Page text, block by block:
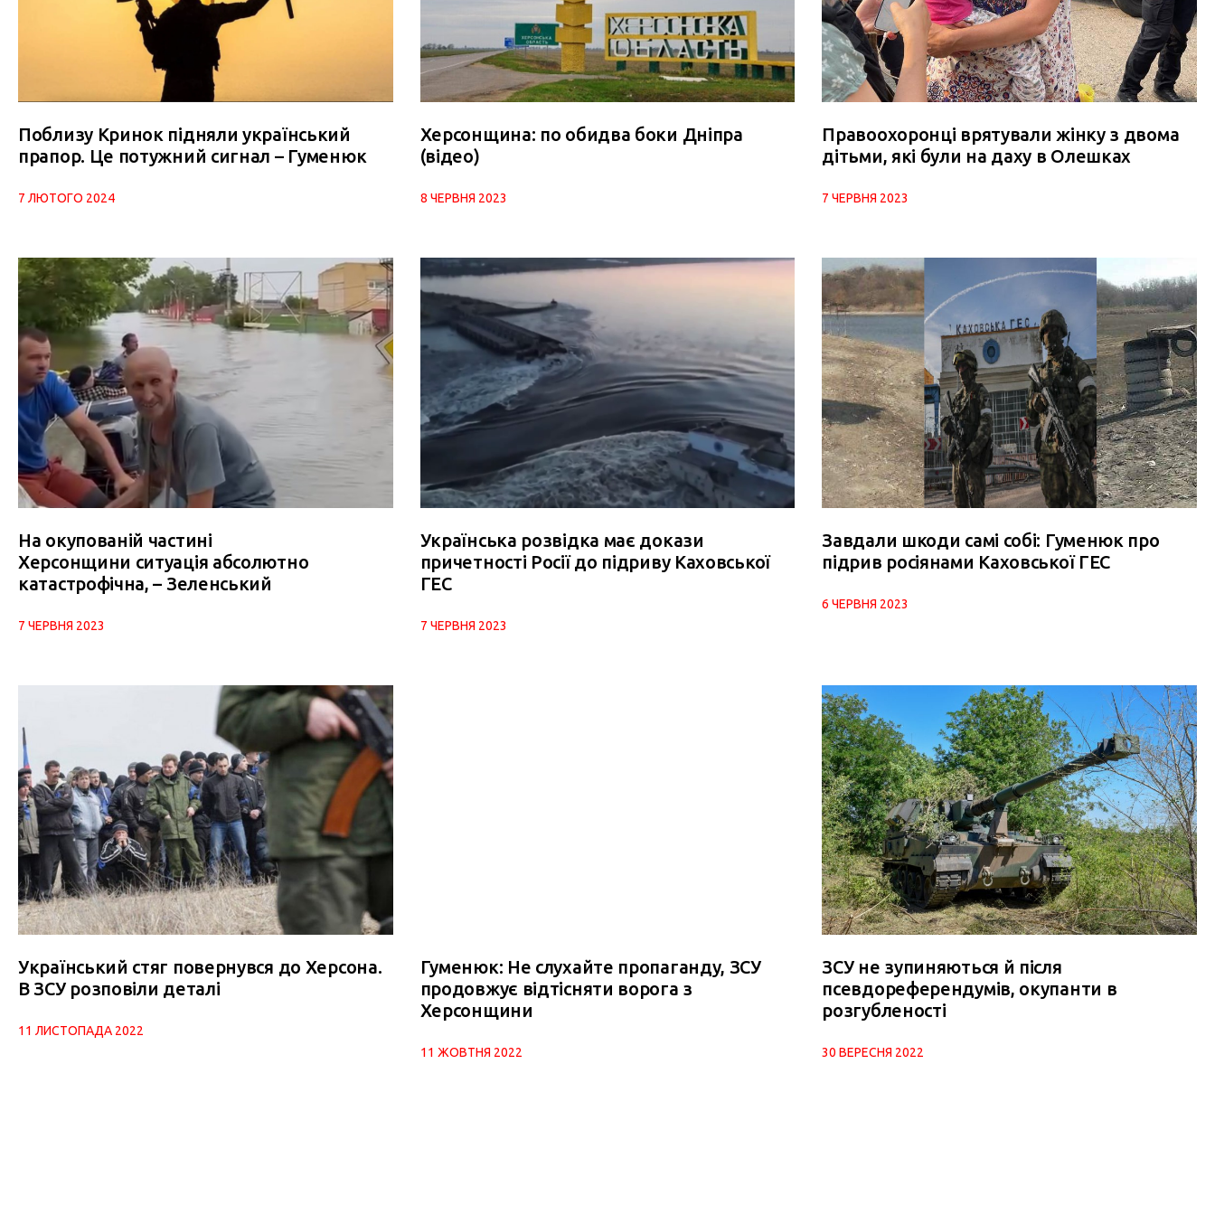
Поблизу Кринок підняли український
прапор. Це потужний сигнал – Гуменюк
7 ЛЮТОГО 2024
Херсонщина: по обидва боки Дніпра
(відео)
8 ЧЕРВНЯ 2023
Правоохоронці врятували жінку з двома
дітьми, які були на даху в Олешках
7 ЧЕРВНЯ 2023
На окупованій частині
Херсонщини ситуація абсолютно
катастрофічна, – Зеленський
7 ЧЕРВНЯ 2023
Українська розвідка має докази
причетності Росії до підриву Каховської
ГЕС
7 ЧЕРВНЯ 2023
Завдали шкоди самі собі: Гуменюк про
підрив росіянами Каховської ГЕС
6 ЧЕРВНЯ 2023
Український стяг повернувся до Херсона.
В ЗСУ розповіли деталі
11 ЛИСТОПАДА 2022
Гуменюк: Не слухайте пропаганду, ЗСУ
продовжує відтісняти ворога з
Херсонщини
11 ЖОВТНЯ 2022
ЗСУ не зупиняються й після
псевдореферендумів, окупанти в
розгубленості
30 ВЕРЕСНЯ 2022